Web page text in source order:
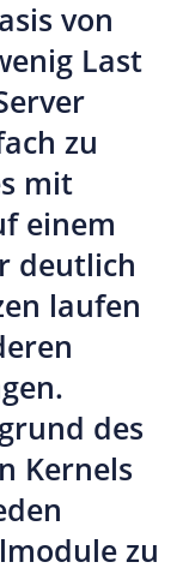
von
Last
zu
mit
einem
deutlich
laufen
des
Kernels
zu